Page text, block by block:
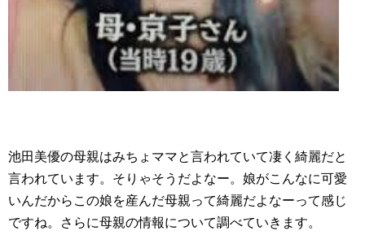
池田美優の母親はみちょママと言われていて凄く綺麗だと
言われています。そりゃそうだよなー。娘がこんなに可愛
いんだからこの娘を産んだ母親って綺麗だよなーって感じ
ですね。さらに母親の情報について調べていきます。